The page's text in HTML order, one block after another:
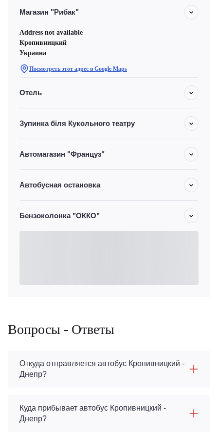
Магазин "Рибак"
Address not available
Кропивницкий
Украина
Посмотреть этот адрес в Google Maps
Отель
Зупинка біля Кукольного театру
Автомагазин "Француз"
Автобусная остановка
Бензоколонка "ОККО"
Вопросы - Ответы
Откуда отправляется автобус Кропивницкий -
Днепр?
Куда прибывает автобус Кропивницкий -
Днепр?